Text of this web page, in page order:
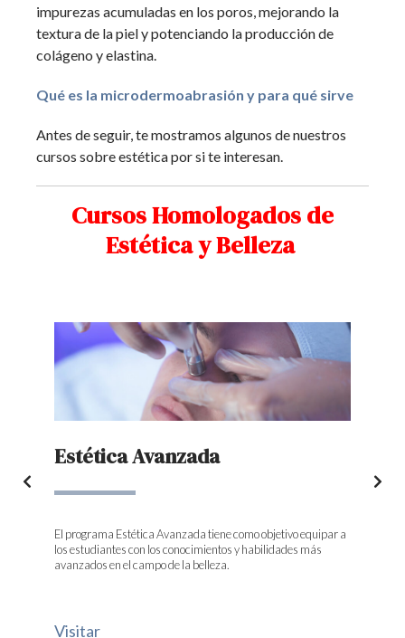
impurezas acumuladas en los poros, mejorando la
textura de la piel y potenciando la producción de
colágeno y elastina.
Qué es la microdermoabrasión y para qué sirve
Antes de seguir, te mostramos algunos de nuestros
cursos sobre estética por si te interesan.
Cursos Homologados de
Estética y Belleza
Estética Avanzada
El programa Estética Avanzada tiene como objetivo equipar a
los estudiantes con los conocimientos y habilidades más
avanzados en el campo de la belleza.
Visitar